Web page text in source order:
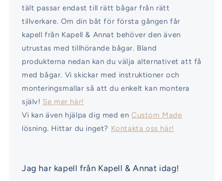
tält passar endast till rätt bågar från rätt
tillverkare. Om din båt för första gången får
kapell från Kapell & Annat behöver den även
utrustas med tillhörande bågar. Bland
produkterna nedan kan du välja alternativet att få
med bågar. Vi skickar med instruktioner och
monteringsmallar så att du enkelt kan montera
själv! Se mer här!
Vi kan även hjälpa dig med enCustom Made
lösning. Hittar du inget? Kontakta oss här!
Jag har kapell från Kapell & Annat idag!